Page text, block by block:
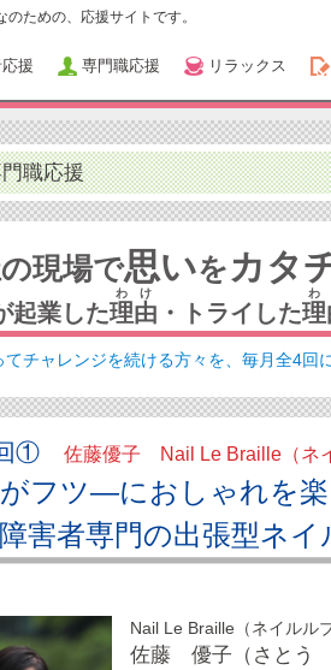
ための、応援サイトです。
援 専門職応援 リラックス
職応援
現場で思いを カタ
起業した理由
わけ
・トライした理
わ
てチャレンジを続ける方々を、毎月全4回
① 佐藤優子 Nail Le Braille（ネ
フツ―におしゃれを楽
害者専門の出張型ネ
Nail Le Braille（ネイルル
佐藤 優子（さとう